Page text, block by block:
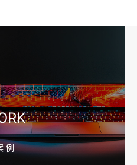
移动端验收别放到最后
例